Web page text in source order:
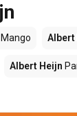
Mango Albert
Albert Heijn